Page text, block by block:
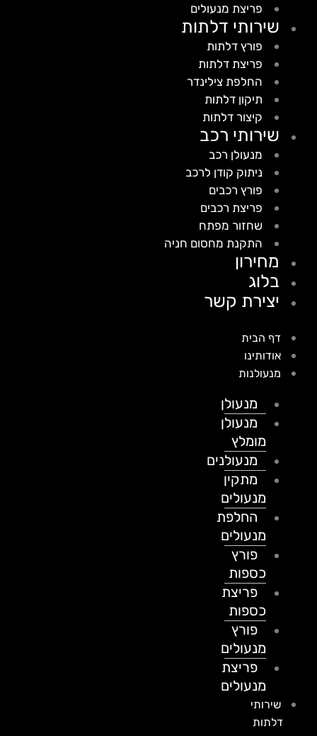
פריצת מנעולים
שירותי דלתות
פורץ דלתות
פריצת דלתות
החלפת צילינדר
תיקון דלתות
קיצור דלתות
שירותי רכב
מנעולן רכב
ניתוק קודן לרכב
פורץ רכבים
פריצת רכבים
שחזור מפתח
התקנת מחסום חניה
מחירון
בלוג
יצירת קשר
דף הבית
אודותינו
מנעולנות
מנעולן
מנעולן
מומלץ
מנעולנים
מתקין
מנעולים
החלפת
מנעולים
פורץ
כספות
פריצת
כספות
פורץ
מנעולים
פריצת
מנעולים
שירותי
דלתות